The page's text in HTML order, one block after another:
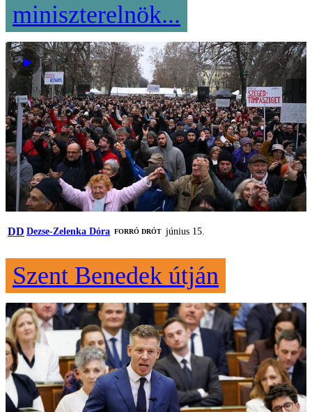
miniszterelnök...
DD Dezse-Zelenka Dóra FORRÓ DRÓT június 15.
Szent Benedek útján